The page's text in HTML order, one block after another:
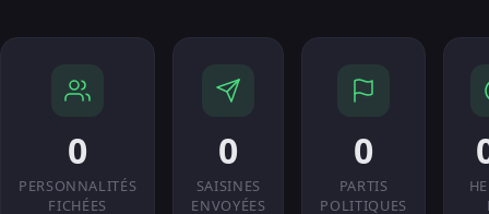
0
PERSONNALITÉS
FICHÉES
0
SAISINES
ENVOYÉES
0
PARTIS
POLITIQUES